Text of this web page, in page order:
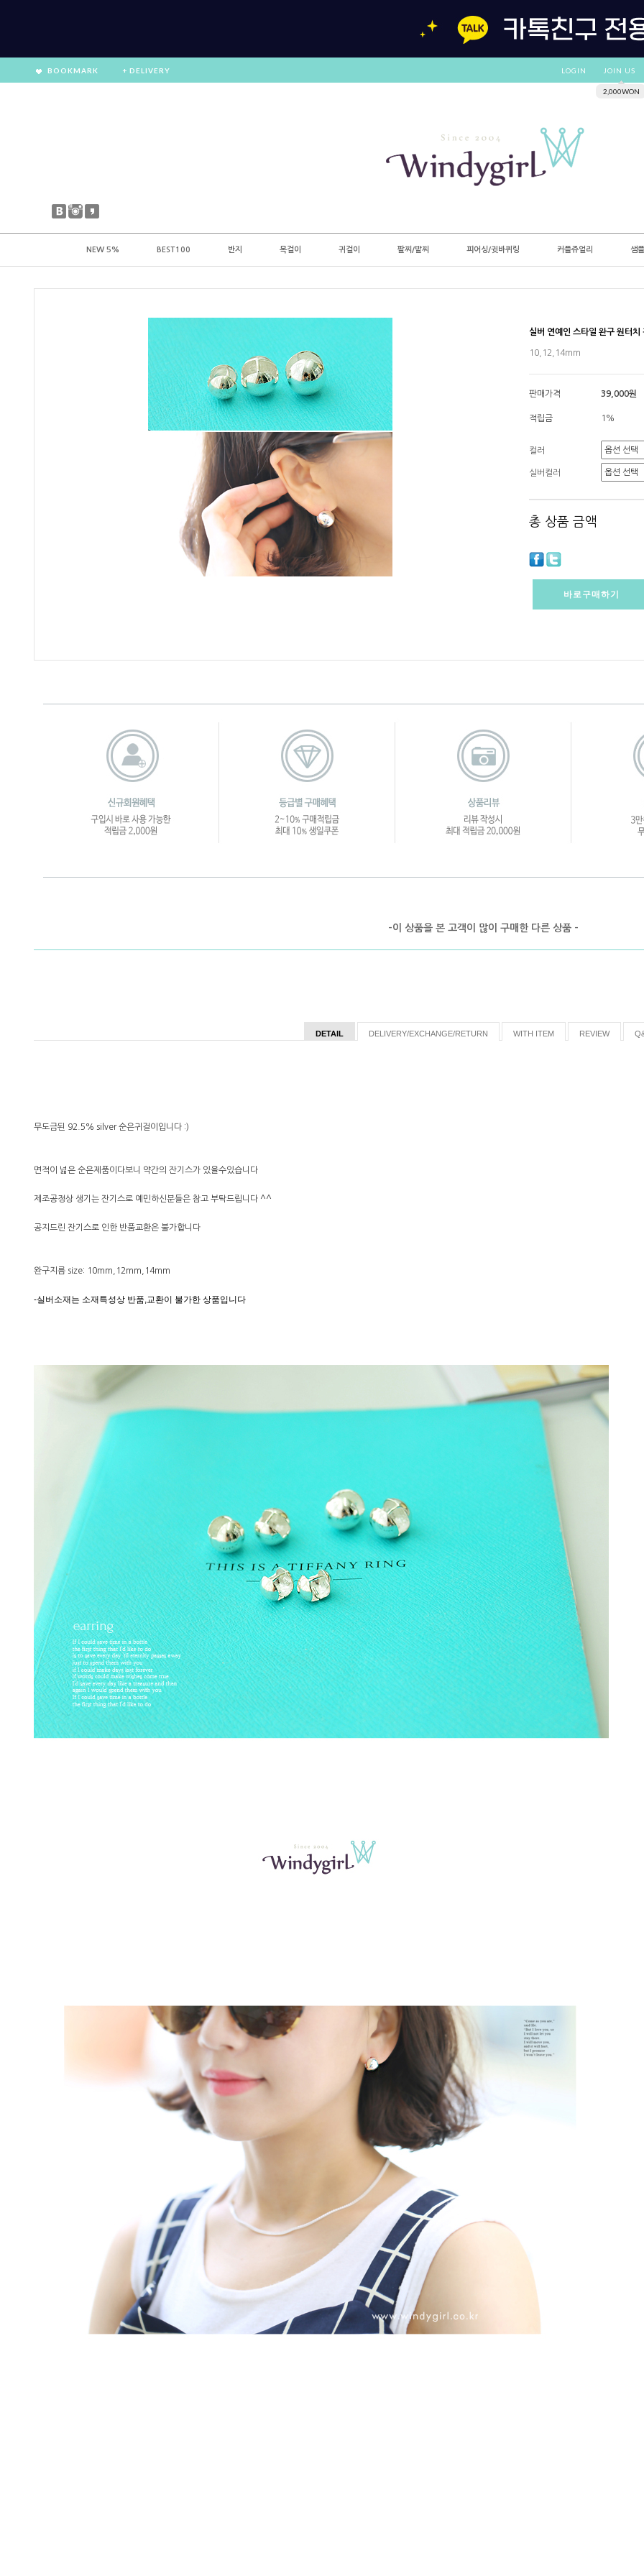
BOOKMARK + DELIVERY LOGIN JOIN US
2,000WON
NEW 5% BEST100 반지 목걸이 귀걸이 팔찌/발찌 피어싱/귓바퀴링 커플쥬얼리 샘
실버 연예인 스타일 완구 원터치
10,12,14mm
판매가격 39,000원
적립금 1%
컬러
실버컬러
총 상품 금액
바로구매하기
-이 상품을 본 고객이 많이 구매한 다른 상품 -
DETAIL DELIVERY/EXCHANGE/RETURN WITH ITEM REVIEW
무도금된 92.5% silver 순은귀걸이입니다 :)
면적이 넓은 순은제품이다보니 약간의 잔기스가 있을수있습니다
제조공정상 생기는 잔기스로 예민하신분들은 참고 부탁드립니다 ^^
공지드린 잔기스로 인한 반품교환은 불가합니다
완구지름 size: 10mm,12mm,14mm
-실버소재는 소재특성상 반품,교환이 불가한 상품입니다